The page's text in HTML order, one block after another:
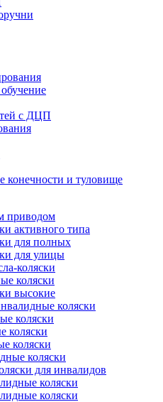
с ДЦП
конечности и туловище
приводом
активного типа
для полных
для улицы
коляски
коляски
высокие
коляски
коляски
коляски
коляски
коляски
для инвалидов
коляски
коляски